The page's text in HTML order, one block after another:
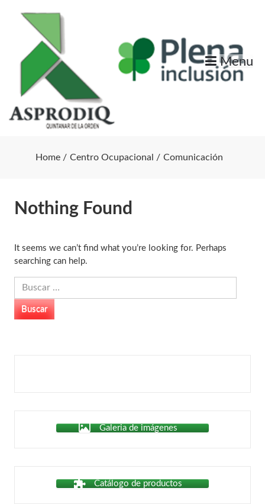
Menu
Home Centro Ocupacional Comunicación
Nothing Found
It seems we can’t find what you’re looking for. Perhaps
searching can help.
Buscar:
Galeria de imágenes
Catálogo de productos